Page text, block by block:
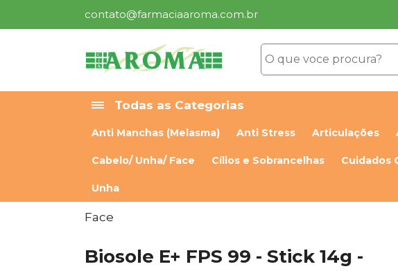
contato@farmaciaaroma.com.br
Todas as Categorias
Anti Manchas (Melasma) Anti Stress Articulações
Cabelo/ Unha/ Face Cílios e Sobrancelhas Cuidados
Unha
Face
Biosole E+ FPS 99 - Stick 14g -